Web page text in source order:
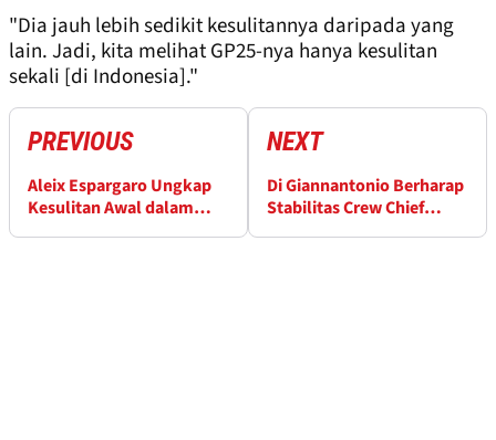
"Dia jauh lebih sedikit kesulitannya daripada yang
lain. Jadi, kita melihat GP25-nya hanya kesulitan
sekali [di Indonesia]."
PREVIOUS
Aleix Espargaro Ungkap
Kesulitan Awal dalam
NEXT
Di Giannantonio Berharap
Stabilitas Crew Chief